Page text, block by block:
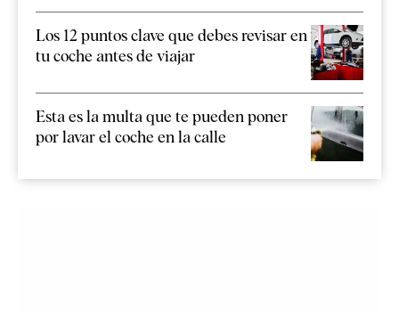
Los 12 puntos clave que debes revisar en
tu coche antes de viajar
Esta es la multa que te pueden poner
por lavar el coche en la calle